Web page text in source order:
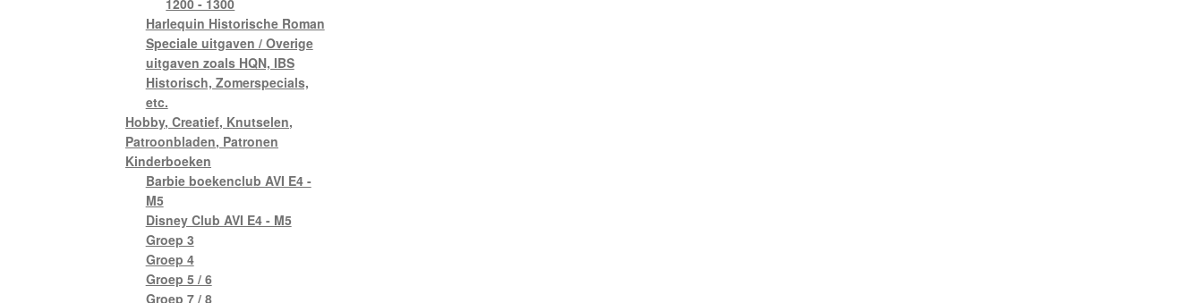
Harlequin Historische Roman
Speciale uitgaven / Overige
uitgaven zoals HQN, IBS
Historisch, Zomerspecials,
etc.
Hobby, Creatief, Knutselen,
Patroonbladen, Patronen
Kinderboeken
Barbie boekenclub AVI E4 -
M5
Disney Club AVI E4 - M5
Groep 3
Groep 4
Groep 5 / 6
Groep 7 / 8